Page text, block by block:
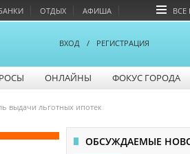
ОТДЫХ АФИША ВСЕ
ВХОД / РЕГИСТРАЦИЯ
ОНЛАЙНЫ ФОКУС ГОРОДА
выдачи льготных ипотек
ОБСУЖДАЕМЫЕ